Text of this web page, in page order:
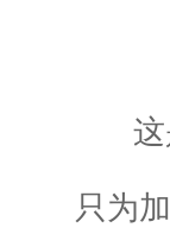
只为